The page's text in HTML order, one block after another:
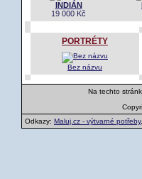
INDIÁN
19 000 Kč
PORTRÉTY
Bez názvu
Na techto
Odkazy: Maluj.cz - výtvarné potřeby,